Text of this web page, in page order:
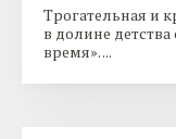
Трогательная и
в долине
время». ...